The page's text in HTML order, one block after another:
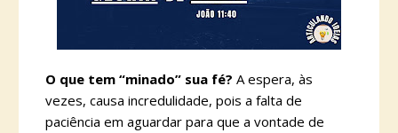
O que tem “minado” sua fé? A espera, às
vezes, causa incredulidade, pois a falta de
paciência em aguardar para que a vontade de